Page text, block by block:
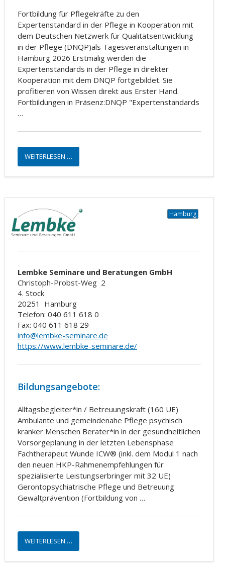
Fortbildung für Pflegekräfte zu den
Expertenstandard in der Pflege in Kooperation mit
dem Deutschen Netzwerk für Qualitätsentwicklung
in der Pflege (DNQP)als Tagesveranstaltungen in
Hamburg 2026 Erstmalig werden die
Expertenstandards in der Pflege in direkter
Kooperation mit dem DNQP fortgebildet. Sie
profitieren von Wissen direkt aus Erster Hand.
Fortbildungen in Präsenz:DNQP "Expertenstandards
…
WEITERLESEN …
Hamburg
Lembke Seminare und Beratungen GmbH
Christoph-Probst-Weg 2
4. Stock
20251
Hamburg
Telefon: 040 611 618 0
Fax: 040 611 618 29
info@lembke-seminare.de
https://www.lembke-seminare.de/
Bildungsangebote:
Alltagsbegleiter*in / Betreuungskraft (160 UE)
Ambulante und gemeindenahe Pflege psychisch
kranker Menschen Berater*in in der gesundheitlichen
Vorsorgeplanung in der letzten Lebensphase
Fachtherapeut Wunde ICW® (inkl. dem Modul 1 nach
den neuen HKP-Rahmenempfehlungen für
spezialisierte Leistungserbringer mit 32 UE)
Gerontopsychiatrische Pflege und Betreuung
Gewaltprävention (Fortbildung von …
WEITERLESEN …